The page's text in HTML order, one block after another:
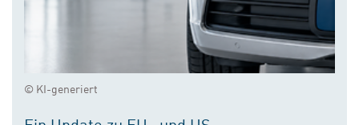
© KI-generiert